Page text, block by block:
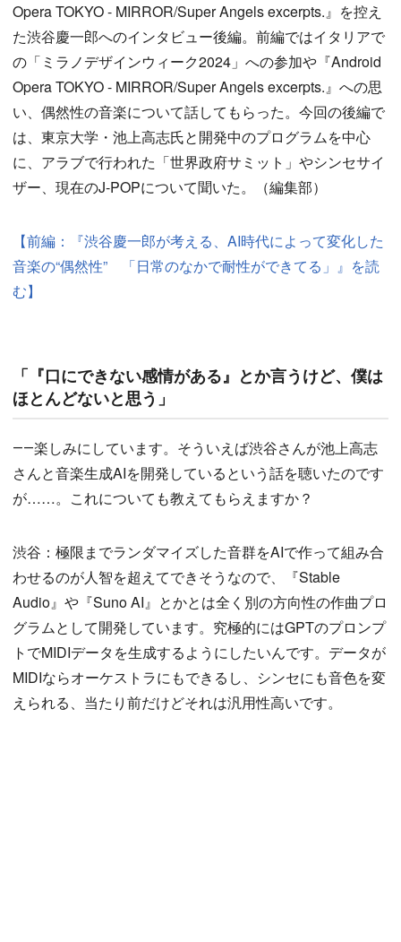
Opera TOKYO - MIRROR/Super Angels excerpts.』を控え
た渋谷慶一郎へのインタビュー後編。前編ではイタリアで
の「ミラノデザインウィーク2024」への参加や『Android
Opera TOKYO - MIRROR/Super Angels excerpts.』への思
い、偶然性の音楽について話してもらった。今回の後編で
は、東京大学・池上高志氏と開発中のプログラムを中心
に、アラブで行われた「世界政府サミット」やシンセサイ
ザー、現在のJ-POPについて聞いた。（編集部）
【前編：『渋谷慶一郎が考える、AI時代によって変化した
音楽の“偶然性” 「日常のなかで耐性ができてる」』を読
む】
「『口にできない感情がある』とか言うけど、僕は
ほとんどないと思う」
――楽しみにしています。そういえば渋谷さんが池上高志
さんと音楽生成AIを開発しているという話を聴いたのです
が……。これについても教えてもらえますか？
渋谷：極限までランダマイズした音群をAIで作って組み合
わせるのが人智を超えてできそうなので、『Stable
Audio』や『Suno AI』とかとは全く別の方向性の作曲プロ
グラムとして開発しています。究極的にはGPTのプロンプ
トでMIDIデータを生成するようにしたいんです。データが
MIDIならオーケストラにもできるし、シンセにも音色を変
えられる、当たり前だけどそれは汎用性高いです。